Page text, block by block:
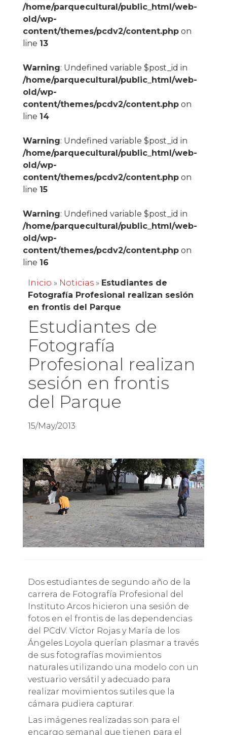
/home/parquecultural/public_html/web-
old/wp-
content/themes/pcdv2/content.phpon
line 13
Warning: Undefined variable $post_id in
/home/parquecultural/public_html/web-
old/wp-
content/themes/pcdv2/content.phpon
line 14
Warning: Undefined variable $post_id in
/home/parquecultural/public_html/web-
old/wp-
content/themes/pcdv2/content.phpon
line 15
Warning: Undefined variable $post_id in
/home/parquecultural/public_html/web-
old/wp-
content/themes/pcdv2/content.phpon
line 16
Inicio » Noticias» Estudiantes de
Fotografía Profesional realizan sesión
en frontis del Parque
Estudiantes de
Fotografía
Profesional realizan
sesión en frontis
del Parque
15/May/2013
Dos estudiantes de segundo año de la
carrera de Fotografía Profesional del
Instituto Arcos hicieron una sesión de
fotos en el frontis de las dependencias
del PCdV. Víctor Rojas y María de los
Ángeles Loyola querían plasmar a través
de sus fotografías movimientos
naturales utilizando una modelo con un
vestuario versátil y adecuado para
realizar movimientos sutiles que la
cámara pudiera capturar.
Las imágenes realizadas son para el
encargo semanal que tienen para el